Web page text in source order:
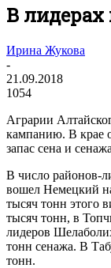
В лидерах
Ирина Жукова
-
21.09.2018
1054
Аграрии
кампанию. В крае
запас сена и
В число районов-
вошел Немецкий
тысяч тонн этого
тысяч тонн, в
лидеров
тонн сенажа. В
тонн.